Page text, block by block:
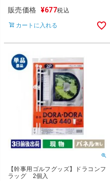
販売価格 ¥677税込
カートに入れる
【幹事用ゴルフグッズ】ドラコンフ
ラッグ 2個入